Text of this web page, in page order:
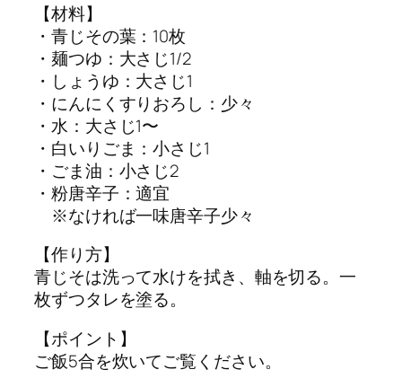
【材料】
・青じその葉：10枚
・麺つゆ：大さじ1/2
・しょうゆ：大さじ1
・にんにくすりおろし：少々
・水：大さじ1〜
・白いりごま：小さじ1
・ごま油：小さじ2
・粉唐辛子：適宜
※なければ一味唐辛子少々
【作り方】
青じそは洗って水けを拭き、軸を切る。一
枚ずつタレを塗る。
【ポイント】
ご飯5合を炊いてご覧ください。